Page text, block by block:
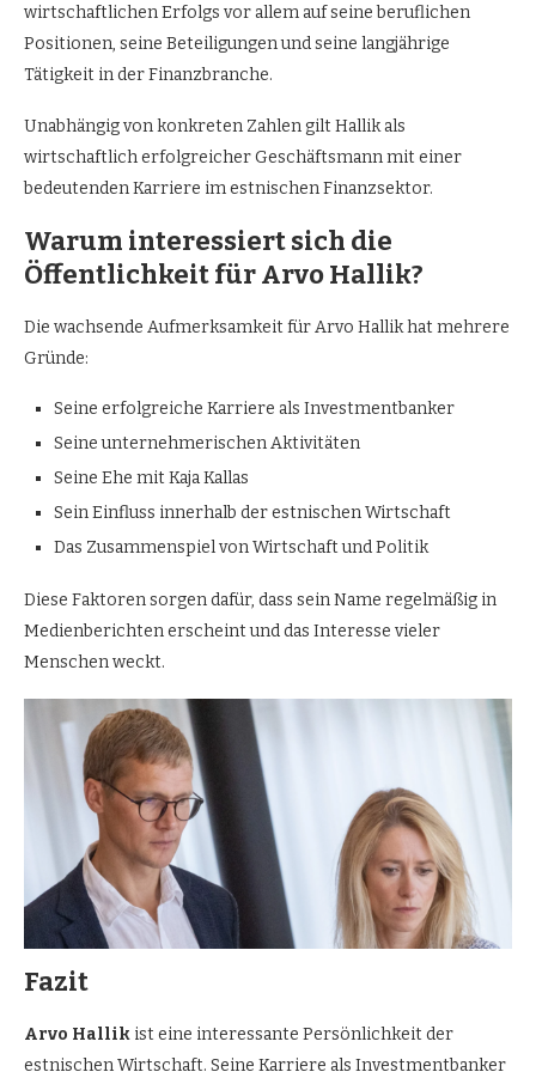
wirtschaftlichen Erfolgs vor allem auf seine beruflichen
Positionen, seine Beteiligungen und seine langjährige
Tätigkeit in der Finanzbranche.
Unabhängig von konkreten Zahlen gilt Hallik als
wirtschaftlich erfolgreicher Geschäftsmann mit einer
bedeutenden Karriere im estnischen Finanzsektor.
Warum interessiert sich die
Öffentlichkeit für Arvo Hallik?
Die wachsende Aufmerksamkeit für Arvo Hallik hat mehrere
Gründe:
Seine erfolgreiche Karriere als Investmentbanker
Seine unternehmerischen Aktivitäten
Seine Ehe mit Kaja Kallas
Sein Einfluss innerhalb der estnischen Wirtschaft
Das Zusammenspiel von Wirtschaft und Politik
Diese Faktoren sorgen dafür, dass sein Name regelmäßig in
Medienberichten erscheint und das Interesse vieler
Menschen weckt.
Fazit
Arvo Hallik ist eine interessante Persönlichkeit der
estnischen Wirtschaft. Seine Karriere als Investmentbanker